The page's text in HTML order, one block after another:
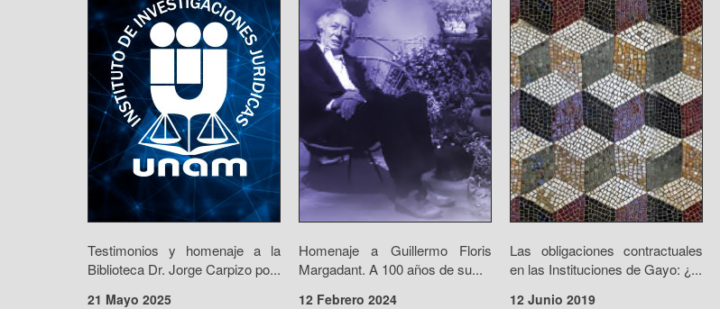
Testimonios y homenaje a la
Biblioteca Dr. Jorge Carpizo po...
21 Mayo 2025
Homenaje a Guillermo Floris
Margadant. A 100 años de su...
12 Febrero 2024
Las obligaciones contractuales
en las Instituciones de Gayo: ¿...
12 Junio 2019